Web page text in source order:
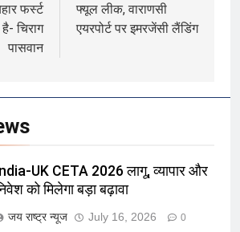
फर्स्ट
चिराग
पासवान
फ्यूल लीक, वाराणसी
एयरपोर्ट पर इमरजेंसी लैंडिंग
UK CETA 2026 लागू, व्यापार और
को मिलेगा बड़ा बढ़ावा
जय राष्ट्र न्यूज July 16, 2026 0